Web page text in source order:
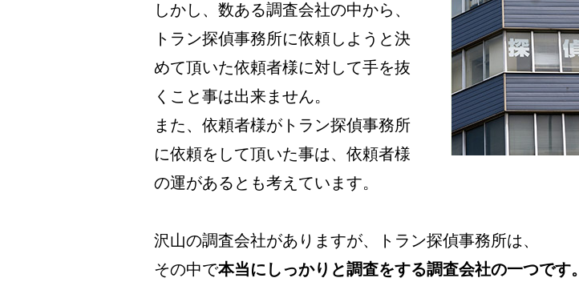
しかし、数ある調査会社の中から、
トラン探偵事務所に依頼しようと決
めて頂いた依頼者様に対して手を抜
くこと事は出来ません。
また、依頼者様がトラン探偵事務所
に依頼をして頂いた事は、依頼者様
の運があるとも考えています。
沢山の調査会社がありますが、トラン探偵事務所は、
その中で本当にしっかりと調査をする調査会社の一つです。